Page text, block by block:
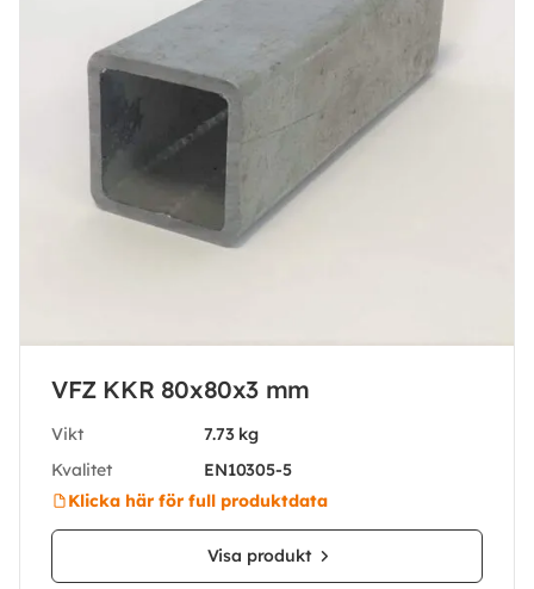
VFZ KKR 80x80x3 mm
Vikt
7.73 kg
Kvalitet
EN10305-5
Klicka här för full produktdata
Visa produkt